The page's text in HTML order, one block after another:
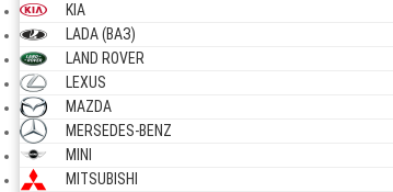
KIA
LADA (ВАЗ)
LAND ROVER
LEXUS
MAZDA
MERSEDES-BENZ
MINI
MITSUBISHI